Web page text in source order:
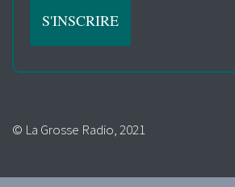
© La Grosse Radio, 2021